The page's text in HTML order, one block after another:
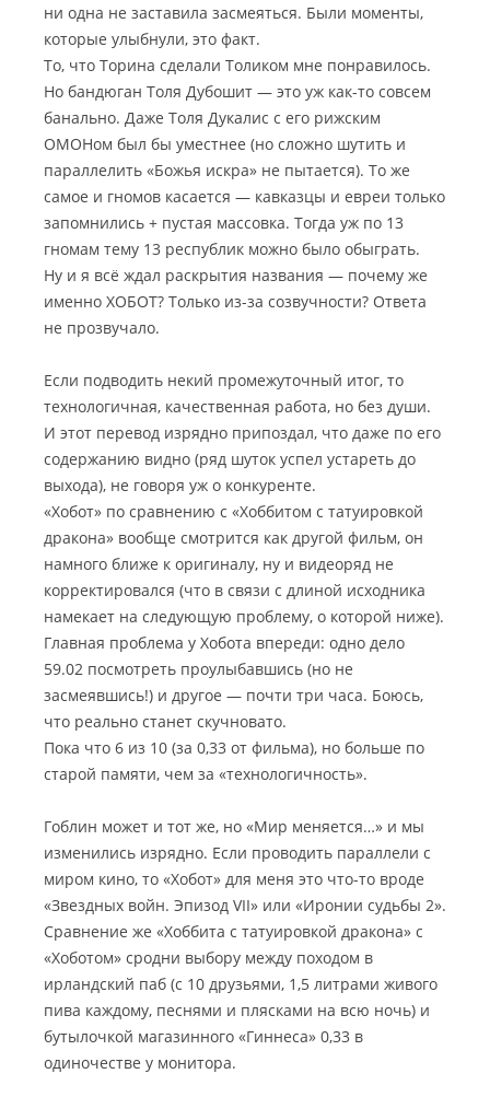
ни одна не заставила засмеяться. Были моменты,
которые улыбнули, это факт.
То, что Торина сделали Толиком мне понравилось.
Но бандюган Толя Дубошит — это уж как-то совсем
банально. Даже Толя Дукалис с его рижским
ОМОНом был бы уместнее (но сложно шутить и
параллелить «Божья искра» не пытается). То же
самое и гномов касается — кавказцы и евреи только
запомнились + пустая массовка. Тогда уж по 13
гномам тему 13 республик можно было обыграть.
Ну и я всё ждал раскрытия названия — почему же
именно ХОБОТ? Только из-за созвучности? Ответа
не прозвучало.
Если подводить некий промежуточный итог, то
технологичная, качественная работа, но без души.
И этот перевод изрядно припоздал, что даже по его
содержанию видно (ряд шуток успел устареть до
выхода), не говоря уж о конкуренте.
«Хобот» по сравнению с «Хоббитом с татуировкой
дракона» вообще смотрится как другой фильм, он
намного ближе к оригиналу, ну и видеоряд не
корректировался (что в связи с длиной исходника
намекает на следующую проблему, о которой ниже).
Главная проблема у Хобота впереди: одно дело
59.02 посмотреть проулыбавшись (но не
засмеявшись!) и другое — почти три часа. Боюсь,
что реально станет скучновато.
Пока что 6 из 10 (за 0,33 от фильма), но больше по
старой памяти, чем за «технологичность».
Гоблин может и тот же, но «Мир меняется…» и мы
изменились изрядно. Если проводить параллели с
миром кино, то «Хобот» для меня это что-то вроде
«Звездных войн. Эпизод VII» или «Иронии судьбы 2».
Сравнение же «Хоббита с татуировкой дракона» с
«Хоботом» сродни выбору между походом в
ирландский паб (с 10 друзьями, 1,5 литрами живого
пива каждому, песнями и плясками на всю ночь) и
бутылочкой магазинного «Гиннеса» 0,33 в
одиночестве у монитора.